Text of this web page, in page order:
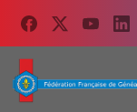
principal